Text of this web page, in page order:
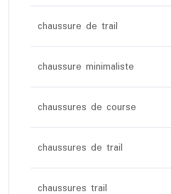
chaussure de trail
chaussure minimaliste
chaussures de course
chaussures de trail
chaussures trail